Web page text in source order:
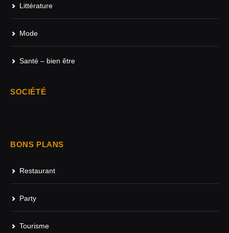
Littérature
Mode
Santé – bien être
SOCIÉTÉ
BONS PLANS
Restaurant
Party
Tourisme